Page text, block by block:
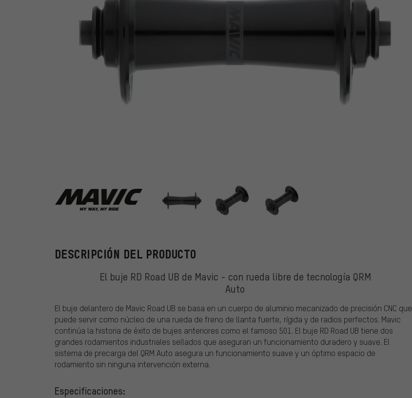
Mavic
DESCRIPCIÓN DEL PRODUCTO
El buje RD Road UB de Mavic - con rueda libre de tecnología QRM
Auto
El buje delantero de Mavic Road UB se basa en un cuerpo de aluminio mecanizado de precisión CNC que
puede servir como núcleo de una rueda de freno de llanta fuerte, rígida y de radios perfectos. Mavic
continúa la historia de éxito de bujes anteriores como el famoso 501. El buje RD Road UB tiene dos
grandes rodamientos industriales sellados que aseguran un funcionamiento duradero y suave. El
sistema de precarga del QRM Auto asegura un funcionamiento suave y un óptimo espacio de
rodamiento sin ninguna intervención externa.
Especificaciones: